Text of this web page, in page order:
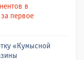
в
первое
«Кумысной